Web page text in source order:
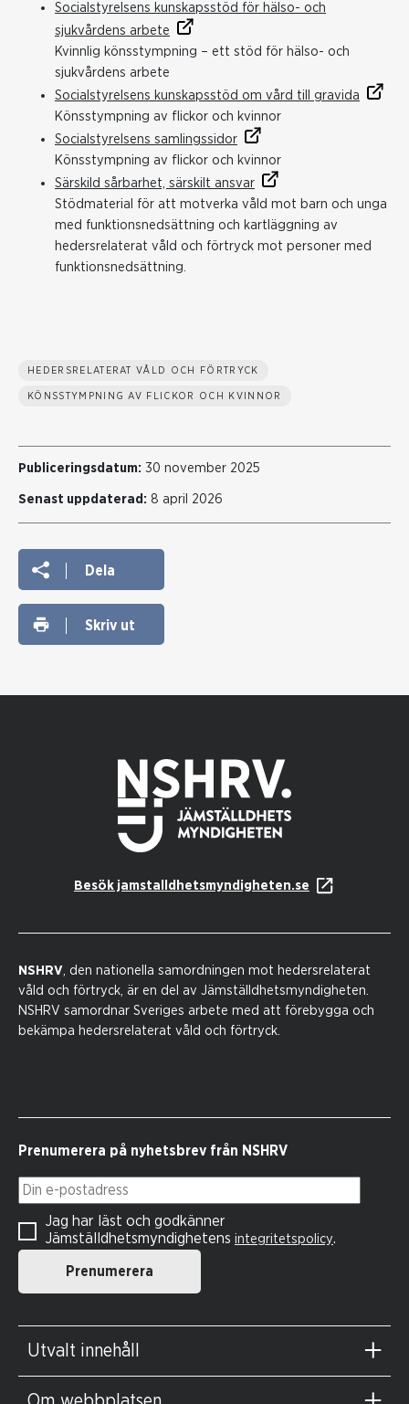
Socialstyrelsens kunskapsstöd för hälso- och
sjukvårdens arbete
Kvinnlig könsstympning – ett stöd för hälso- och
sjukvårdens arbete
Socialstyrelsens kunskapsstöd om vård till gravida
Könsstympning av flickor och kvinnor
Socialstyrelsens samlingssidor
Könsstympning av flickor och kvinnor
Särskild sårbarhet, särskilt ansvar
Stödmaterial för att motverka våld mot barn och unga
med funktionsnedsättning och kartläggning av
hedersrelaterat våld och förtryck mot personer med
funktionsnedsättning.
HEDERSRELATERAT VÅLD OCH FÖRTRYCK
KÖNSSTYMPNING AV FLICKOR OCH KVINNOR
Publiceringsdatum: 30 november 2025
Senast uppdaterad: 8 april 2026
Dela
Skriv ut
Besök jamstalldhetsmyndigheten.se
NSHRV, den nationella samordningen mot hedersrelaterat
våld och förtryck, är en del av Jämställdhetsmyndigheten.
NSHRV samordnar Sveriges arbete med att förebygga och
bekämpa hedersrelaterat våld och förtryck.
Prenumerera på nyhetsbrev från NSHRV
Din e-postadress
Prenumerera
Jag har läst och godkänner
Jämställdhetsmyndighetens integritetspolicy.
Utvalt innehåll